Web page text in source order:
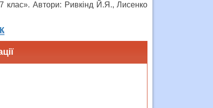
клас». Автори: Ривкінд Й.Я., Лисенко